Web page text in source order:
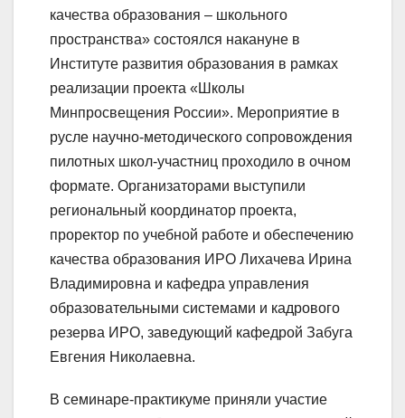
качества образования – школьного
пространства» состоялся накануне в
Институте развития образования в рамках
реализации проекта «Школы
Минпросвещения России». Мероприятие в
русле научно-методического сопровождения
пилотных школ-участниц проходило в очном
формате. Организаторами выступили
региональный координатор проекта,
проректор по учебной работе и обеспечению
качества образования ИРО Лихачева Ирина
Владимировна и кафедра управления
образовательными системами и кадрового
резерва ИРО, заведующий кафедрой Забуга
Евгения Николаевна.
В семинаре-практикуме приняли участие